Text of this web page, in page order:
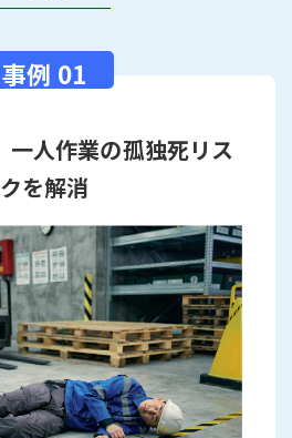
一人作業の孤独死リス
クを解消